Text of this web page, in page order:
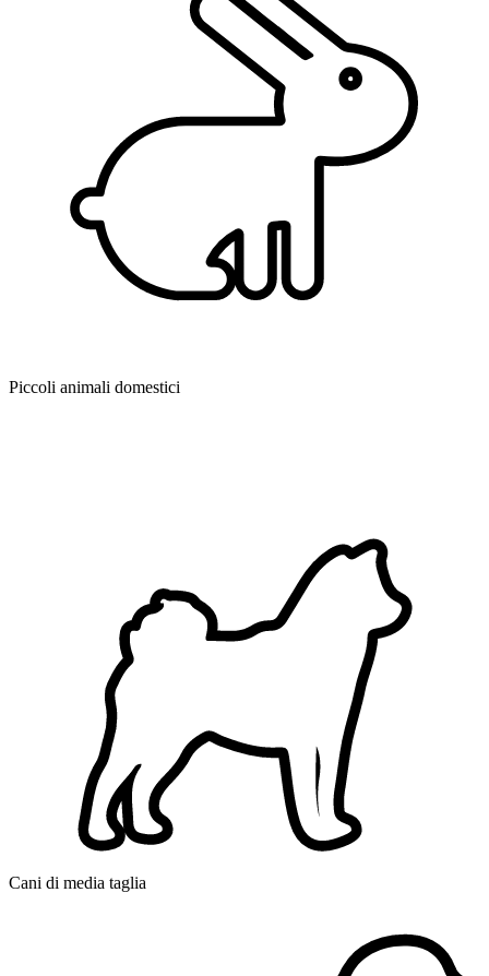
Piccoli animali domestici
Cani di media taglia